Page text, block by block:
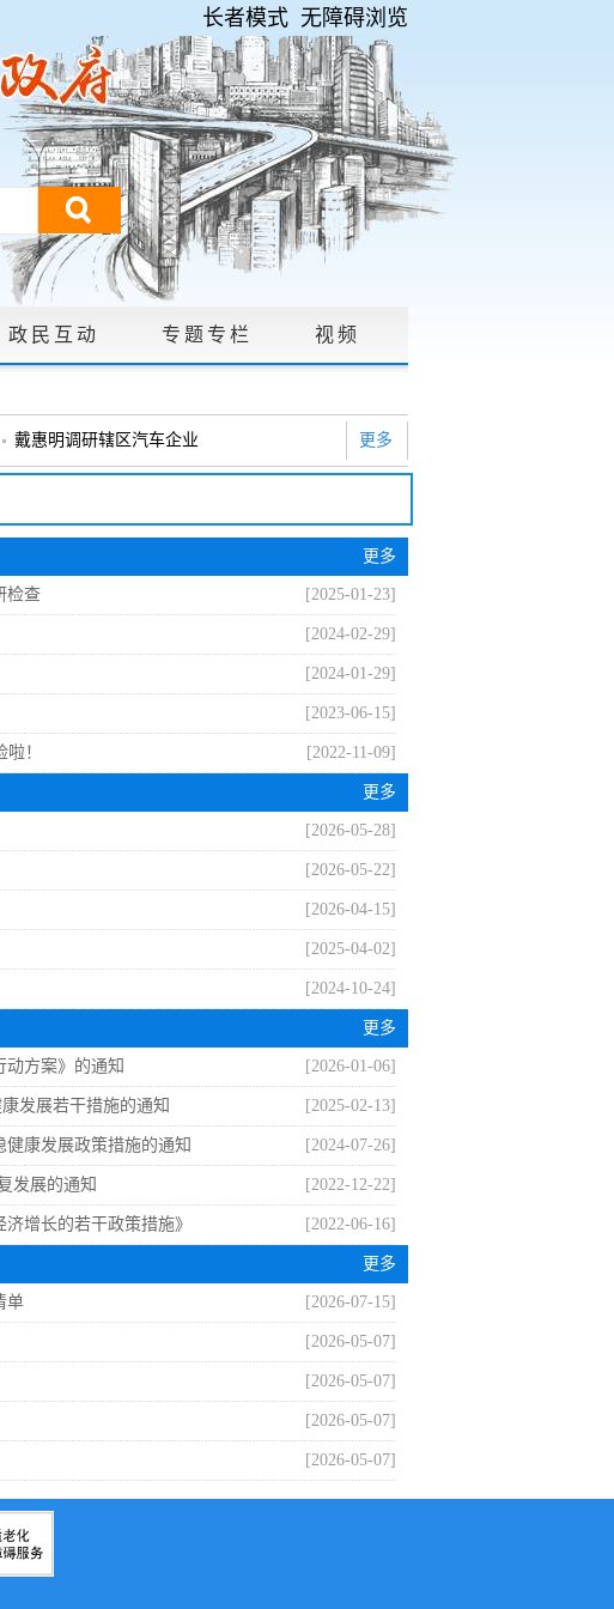
无障碍浏览
长者模式
政民互动 专题专栏 视频
信息依申请公开 |
戴惠明调研辖区汽车企业
盘龙区委2026年度巡察工作会暨十三届...
更多
更多
[2025-01-23]
检查
[2024-02-29]
[2024-01-29]
[2023-06-15]
[2022-11-09]
！
更多
[2026-05-28]
[2026-05-22]
[2026-04-15]
[2025-04-02]
[2024-10-24]
更多
[2026-01-06]
动方案》的通知
[2025-02-13]
发展若干措施的通知
[2024-07-26]
健康发展政策措施的通知
[2022-12-22]
发展的通知
[2022-06-16]
增长的若干政策措施》
更多
[2026-07-15]
单
[2026-05-07]
[2026-05-07]
[2026-05-07]
[2026-05-07]